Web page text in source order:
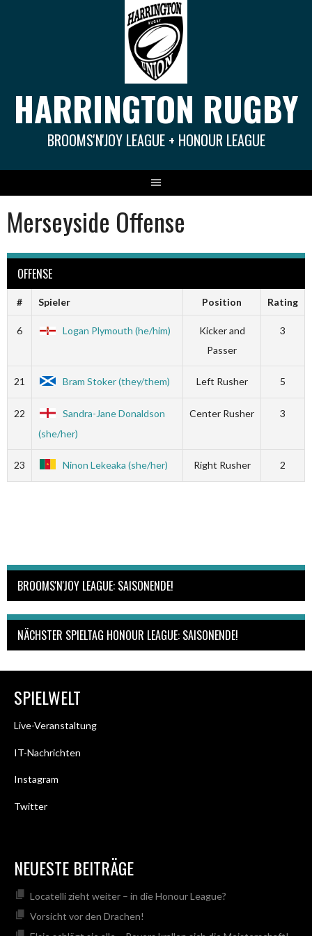
HARRINGTON RUGBY
BROOMS'N'JOY LEAGUE + HONOUR LEAGUE
Merseyside Offense
OFFENSE
# Spieler Position Rating
6 Logan Plymouth (he/him)
Kicker and
Passer
3
21 Bram Stoker (they/them) Left Rusher 5
22
Sandra-Jane Donaldson
(she/her)
Center Rusher 3
23 Ninon Lekeaka (she/her) Right Rusher 2
BROOMS'N'JOY LEAGUE: SAISONENDE!
NÄCHSTER SPIELTAG HONOUR LEAGUE: SAISONENDE!
SPIELWELT
Live-Veranstaltung
IT-Nachrichten
Instagram
Twitter
NEUESTE BEITRÄGE
Locatelli zieht weiter – in die Honour League?
Vorsicht vor den Drachen!